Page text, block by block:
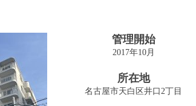
管理開始
2017年10月
所在地
名古屋市天白区井口2丁目